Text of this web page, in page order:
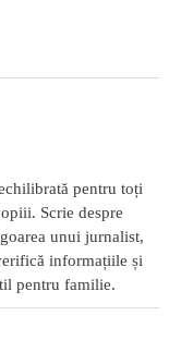
pentru toți
Scrie despre
unui jurnalist,
informațiile și
pentru familie.